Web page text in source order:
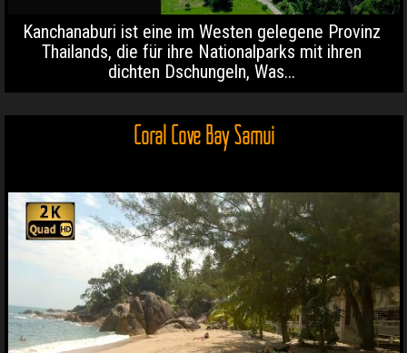
Kanchanaburi ist eine im Westen gelegene Provinz
Thailands, die für ihre Nationalparks mit ihren
dichten Dschungeln, Was...
Coral Cove Bay Samui